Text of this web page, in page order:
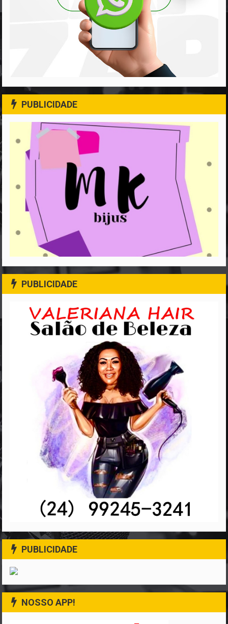
PUBLICIDADE
PUBLICIDADE
PUBLICIDADE
NOSSO APP!